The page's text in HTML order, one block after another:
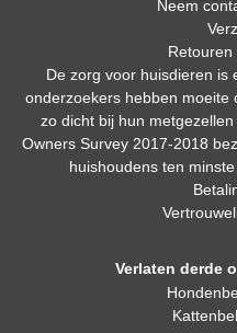
Neem
Retouren
De zorg voor huisdieren is
onderzoekers hebben moeite
zo dicht bij hun
Owners Survey 2017-2018
huishoudens ten minste
Verlaten derde